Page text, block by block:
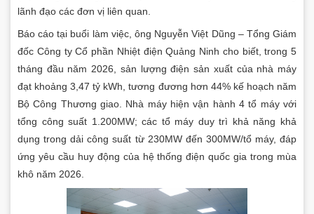
lãnh đạo các đơn vị liên quan.
Báo cáo tại buổi làm việc, ông Nguyễn Việt Dũng – Tổng Giám
đốc Công ty Cổ phần Nhiệt điện Quảng Ninh cho biết, trong 5
tháng đầu năm 2026, sản lượng điện sản xuất của nhà máy
đạt khoảng 3,47 tỷ kWh, tương đương hơn 44% kế hoạch năm
Bộ Công Thương giao. Nhà máy hiện vận hành 4 tổ máy với
tổng công suất 1.200MW; các tổ máy duy trì khả năng khả
dụng trong dải công suất từ 230MW đến 300MW/tổ máy, đáp
ứng yêu cầu huy động của hệ thống điện quốc gia trong mùa
khô năm 2026.